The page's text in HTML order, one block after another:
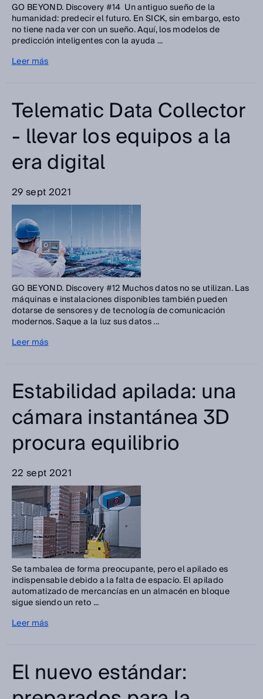
GO BEYOND. Discovery #14 Un antiguo sueño de la
humanidad: predecir el futuro. En SICK, sin embargo, esto
no tiene nada ver con un sueño. Aquí, los modelos de
predicción inteligentes con la ayuda ...
Leer más
Telematic Data Collector
- llevar los equipos a la
era digital
29 sept 2021
GO BEYOND. Discovery #12 Muchos datos no se utilizan. Las
máquinas e instalaciones disponibles también pueden
dotarse de sensores y de tecnología de comunicación
modernos. Saque a la luz sus datos ...
Leer más
Estabilidad apilada: una
cámara instantánea 3D
procura equilibrio
22 sept 2021
Se tambalea de forma preocupante, pero el apilado es
indispensable debido a la falta de espacio. El apilado
automatizado de mercancías en un almacén en bloque
sigue siendo un reto ...
Leer más
El nuevo estándar: